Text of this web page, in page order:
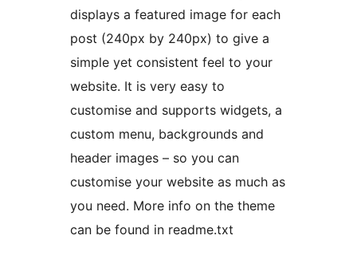
displays a featured image for each
post (240px by 240px) to give a
simple yet consistent feel to your
website. It is very easy to
customise and supports widgets, a
custom menu, backgrounds and
header images – so you can
customise your website as much as
you need. More info on the theme
can be found in readme.txt